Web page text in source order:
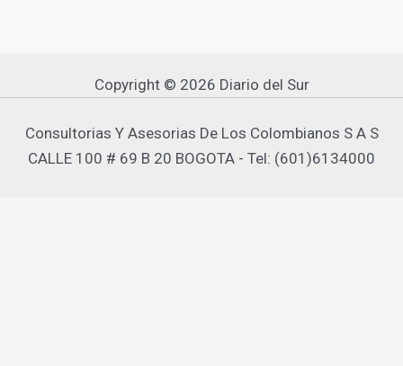
Copyright © 2026 Diario del Sur
Consultorias Y Asesorias De Los Colombianos S A S
CALLE 100 # 69 B 20 BOGOTA - Tel: (601)6134000